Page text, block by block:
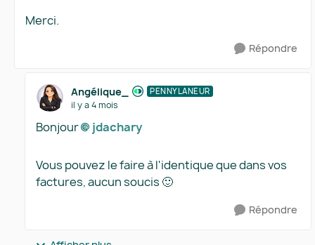
Merci.
Répondre
Angélique_ PENNYLANEUR
il y a 4 mois
Bonjour jdachary​
Vous pouvez le faire à l'identique que dans vos
factures, aucun soucis 🙂
Répondre